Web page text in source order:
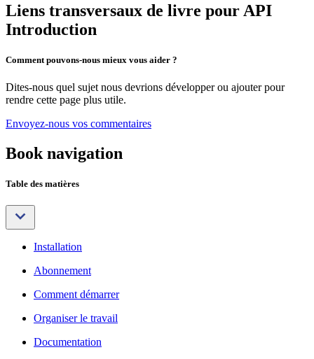
Liens transversaux de livre pour API
Introduction
Comment pouvons-nous mieux vous aider ?
Dites-nous quel sujet nous devrions développer ou ajouter pour
rendre cette page plus utile.
Envoyez-nous vos commentaires
Book navigation
Table des matières
Installation
Abonnement
Comment démarrer
Organiser le travail
Documentation